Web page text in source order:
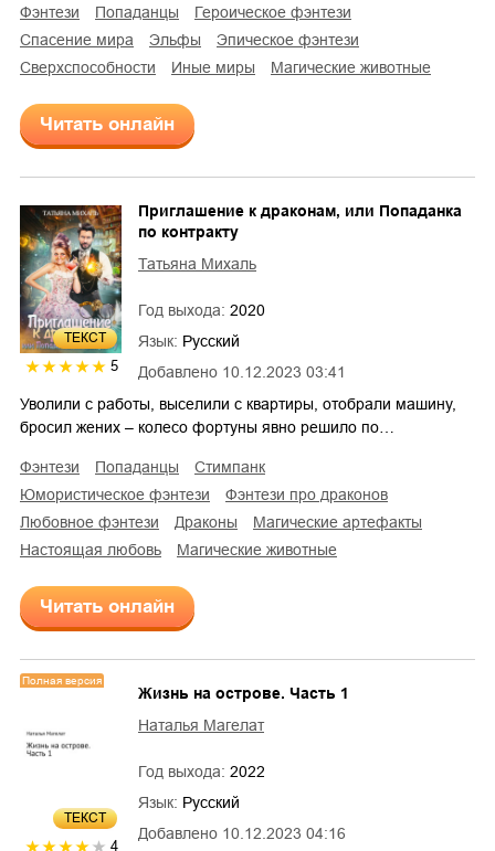
фэнтези попаданцы
героическое фэнтези
спасение мира
эльфы
эпическое фэнтези
сверхспособности
иные миры магические животные
Читать онлайн
ТЕКСТ
5 Добавлено 10.12.2023 03:41
Приглашение к драконам, или Попаданка
по контракту
Татьяна Михаль
Год выхода: 2020
Язык: Русский
Уволили с работы, выселили с квартиры, отобрали машину,
бросил жених – колесо фортуны явно решило по…
фэнтези попаданцы
стимпанк
юмористическое фэнтези
фэнтези про драконов
любовное фэнтези
драконы
магические артефакты
настоящая любовь
магические животные
Читать онлайн
ТЕКСТ
Полная версия
4
Добавлено 10.12.2023 04:16
Жизнь на острове. Часть 1
Наталья Магелат
Год выхода: 2022
Язык: Русский